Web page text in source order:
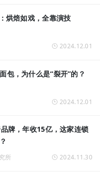
烘焙如戏，全靠演技
2024.12.01
包，为什么是“裂开”的？
2024.12.01
牌，年收15亿，这家连锁
所 2024.11.30